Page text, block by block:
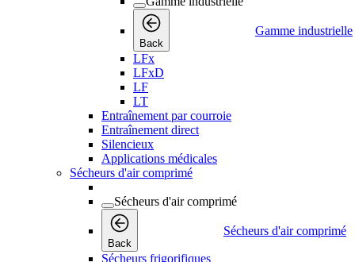
Back
Gamme industrielle
LFx
LFxD
LF
LT
Entraînement par courroie
Entraînement direct
Silencieux
Applications médicales
Sécheurs d'air comprimé
Sécheurs d'air comprimé
Back
Sécheurs d'air comprimé
Sécheurs frigorifiques